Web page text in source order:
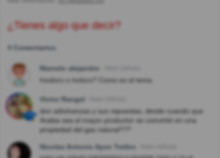
¿Tienes algo que decir?
4 Comentarios
Marcelo alejandro
Inodoro o inoloro? Como es el tema.
Victor Rangel
don adivinanzas y sus repuestas, desde cuando que
Arabia sea el mayor productor se coinvirtió en una
propiedad del gas natural???
Nicolas Antonio Ayon Trelles